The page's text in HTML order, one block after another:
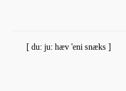
[ du: ju: hæv 'eni snæks ]